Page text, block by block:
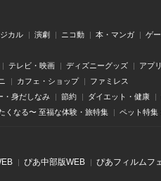
カル 演劇 ニコ動 本・マンガ ゲ
テレビ・映画 ディズニーグッズ アプ
カフェ・ショップ ファミレス
・身だしなみ 節約 ダイエット・健康
くなる〜 至福な体験・旅特集 ペット特集
ぴあ中部版WEB ぴあフィルムフ